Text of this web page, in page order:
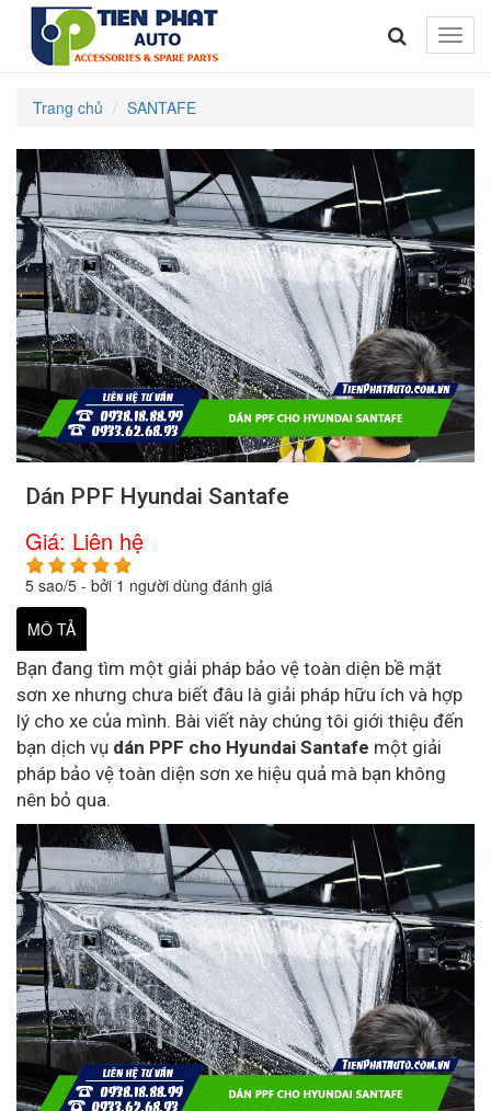
Toggle
Trang chủ SANTAFE
Dán PPF Hyundai Santafe
Giá: Liên hệ
5 sao/5 - bởi 1 người dùng đánh giá
MÔ TẢ
Bạn đang tìm một giải pháp bảo vệ toàn diện bề mặt
sơn xe nhưng chưa biết đâu là giải pháp hữu ích và hợp
lý cho xe của mình. Bài viết này chúng tôi giới thiệu đến
bạn dịch vụ dán PPF cho Hyundai Santafe một giải
pháp bảo vệ toàn diện sơn xe hiệu quả mà bạn không
nên bỏ qua.